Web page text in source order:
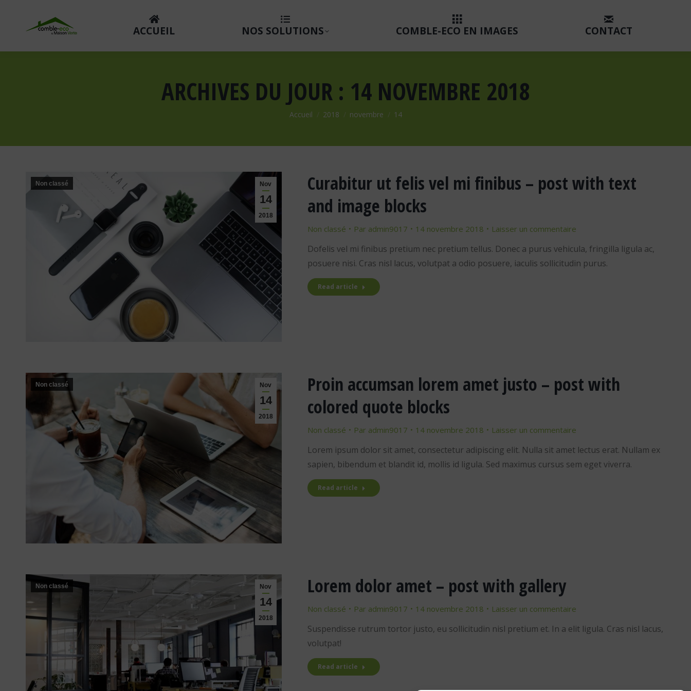
ACCUEIL NOS SOLUTIONS COMBLE-ECO EN IMAGES CONTACT
ARCHIVES DU JOUR : 14 NOVEMBRE 2018
Vous êtes ici :
Accueil 2018 novembre 14
Nov
14
2018
Non classé
Curabitur ut felis vel mi finibus – post with text
and image blocks
Non classé Par admin9017 14 novembre 2018 Laisser un commentaire
Dofelis vel mi finibus pretium nec pretium tellus. Donec a purus vehicula, fringilla ligula ac,
posuere nisi. Cras nisl lacus, volutpat a odio posuere, iaculis sollicitudin purus.
Read article
Nov
14
2018
Non classé
Proin accumsan lorem amet justo – post with
colored quote blocks
Non classé Par admin9017 14 novembre 2018 Laisser un commentaire
Lorem ipsum dolor sit amet, consectetur adipiscing elit. Nulla sit amet lectus erat. Nullam ex
sapien, bibendum et blandit id, mollis id ligula. Sed maximus cursus sem eget viverra.
Read article
Nov
14
2018
Non classé Lorem dolor amet – post with gallery
Non classé Par admin9017 14 novembre 2018 Laisser un commentaire
Suspendisse rutrum tortor justo, eu sollicitudin nisl pretium et. In a elit ligula. Cras nisl lacus,
volutpat!
Read article